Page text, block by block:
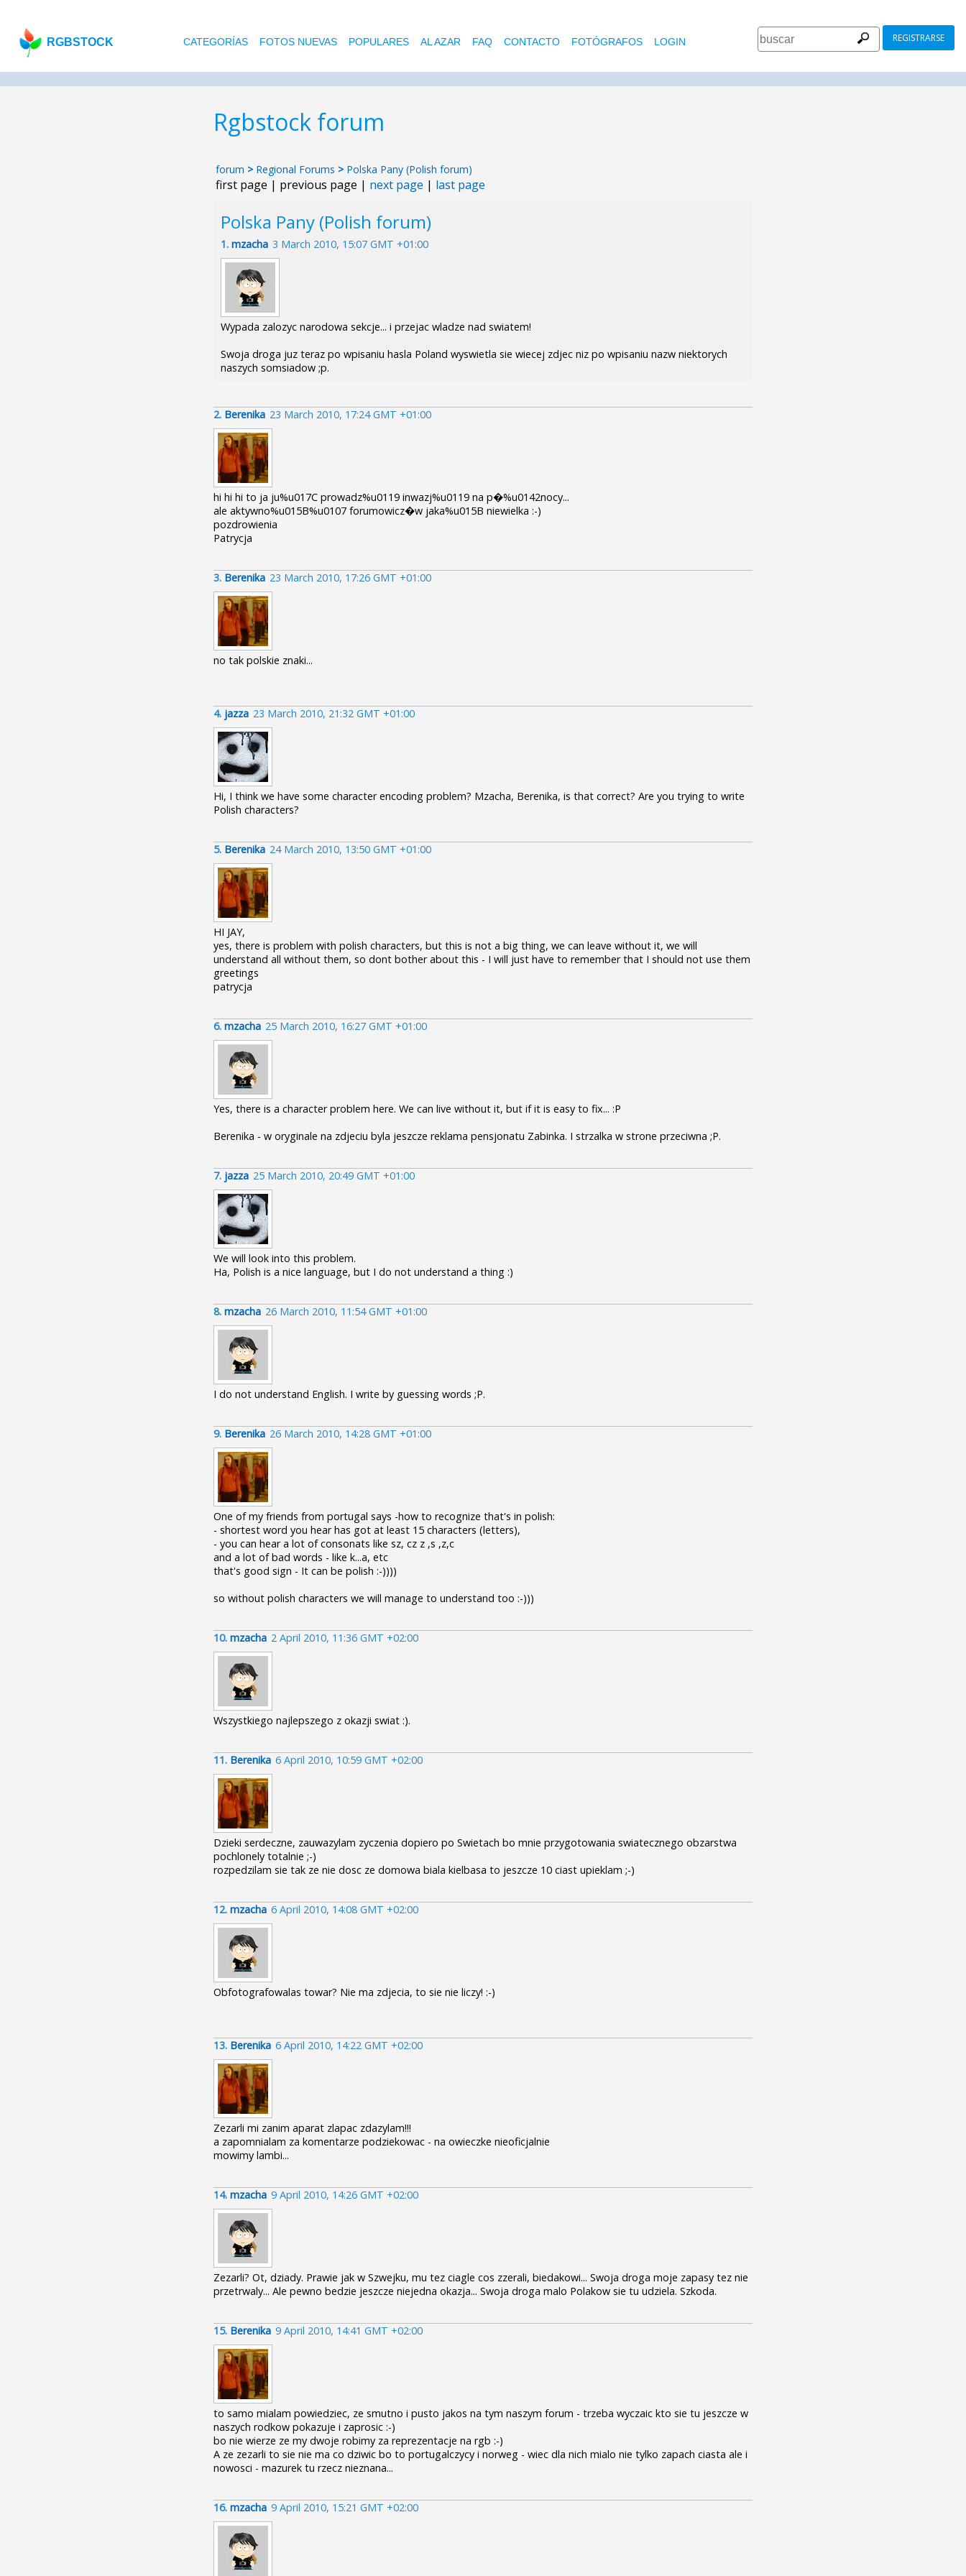
RGBSTOCK CATEGORÍAS FOTOS NUEVAS POPULARES AL AZAR FAQ CONTACTO FOTÓGRAFOS LOGIN REGISTRARSE
Rgbstock forum
forum > Regional Forums > Polska Pany (Polish forum)
first page | previous page | next page | last page
Polska Pany (Polish forum)
1. mzacha 3 March 2010, 15:07 GMT +01:00
Wypada zalozyc narodowa sekcje... i przejac wladze nad swiatem!
Swoja droga juz teraz po wpisaniu hasla Poland wyswietla sie wiecej zdjec niz po wpisaniu nazw niektorych
naszych somsiadow ;p.
2. Berenika 23 March 2010, 17:24 GMT +01:00
hi hi hi to ja ju%u017C prowadz%u0119 inwazj%u0119 na p�%u0142nocy...
ale aktywno%u015B%u0107 forumowicz�w jaka%u015B niewielka :-)
pozdrowienia
Patrycja
3. Berenika 23 March 2010, 17:26 GMT +01:00
no tak polskie znaki...
4. jazza 23 March 2010, 21:32 GMT +01:00
Hi, I think we have some character encoding problem? Mzacha, Berenika, is that correct? Are you trying to write
Polish characters?
5. Berenika 24 March 2010, 13:50 GMT +01:00
HI JAY,
yes, there is problem with polish characters, but this is not a big thing, we can leave without it, we will
understand all without them, so dont bother about this - I will just have to remember that I should not use them
greetings
patrycja
6. mzacha 25 March 2010, 16:27 GMT +01:00
Yes, there is a character problem here. We can live without it, but if it is easy to fix... :P
Berenika - w oryginale na zdjeciu byla jeszcze reklama pensjonatu Zabinka. I strzalka w strone przeciwna ;P.
7. jazza 25 March 2010, 20:49 GMT +01:00
We will look into this problem.
Ha, Polish is a nice language, but I do not understand a thing :)
8. mzacha 26 March 2010, 11:54 GMT +01:00
I do not understand English. I write by guessing words ;P.
9. Berenika 26 March 2010, 14:28 GMT +01:00
One of my friends from portugal says -how to recognize that's in polish:
- shortest word you hear has got at least 15 characters (letters),
- you can hear a lot of consonats like sz, cz z ,s ,z,c
and a lot of bad words - like k...a, etc
that's good sign - It can be polish :-))))
so without polish characters we will manage to understand too :-)))
10. mzacha 2 April 2010, 11:36 GMT +02:00
Wszystkiego najlepszego z okazji swiat :).
11. Berenika 6 April 2010, 10:59 GMT +02:00
Dzieki serdeczne, zauwazylam zyczenia dopiero po Swietach bo mnie przygotowania swiatecznego obzarstwa
pochlonely totalnie ;-)
rozpedzilam sie tak ze nie dosc ze domowa biala kielbasa to jeszcze 10 ciast upieklam ;-)
12. mzacha 6 April 2010, 14:08 GMT +02:00
Obfotografowalas towar? Nie ma zdjecia, to sie nie liczy! :-)
13. Berenika 6 April 2010, 14:22 GMT +02:00
Zezarli mi zanim aparat zlapac zdazylam!!!
a zapomnialam za komentarze podziekowac - na owieczke nieoficjalnie
mowimy lambi...
14. mzacha 9 April 2010, 14:26 GMT +02:00
Zezarli? Ot, dziady. Prawie jak w Szwejku, mu tez ciagle cos zzerali, biedakowi... Swoja droga moje zapasy tez nie
przetrwaly... Ale pewno bedzie jeszcze niejedna okazja... Swoja droga malo Polakow sie tu udziela. Szkoda.
15. Berenika 9 April 2010, 14:41 GMT +02:00
to samo mialam powiedziec, ze smutno i pusto jakos na tym naszym forum - trzeba wyczaic kto sie tu jeszcze w
naszych rodkow pokazuje i zaprosic :-)
bo nie wierze ze my dwoje robimy za reprezentacje na rgb :-)
A ze zezarli to sie nie ma co dziwic bo to portugalczycy i norweg - wiec dla nich mialo nie tylko zapach ciasta ale i
nowosci - mazurek tu rzecz nieznana...
16. mzacha 9 April 2010, 15:21 GMT +02:00